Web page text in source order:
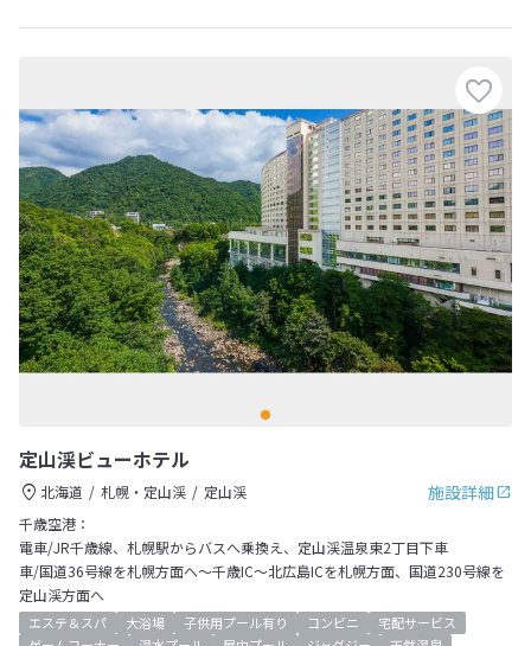
定山渓ビューホテル
施設詳細
北海道 札幌・定山渓
定山渓
千歳空港：
電車/JR千歳線、札幌駅からバスへ乗換え、定山渓温泉東2丁目下車
車/国道36号線を札幌方面へ～千歳IC～北広島ICを札幌方面、国道230号線を
定山渓方面へ
エステ＆スパ 大浴場 子供用プール有り コンビニ
宅配サービス